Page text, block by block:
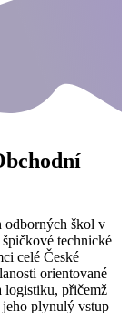
odborných škol v
technické
celé České
orientované
logistiku, přičemž
jeho plynulý vstup